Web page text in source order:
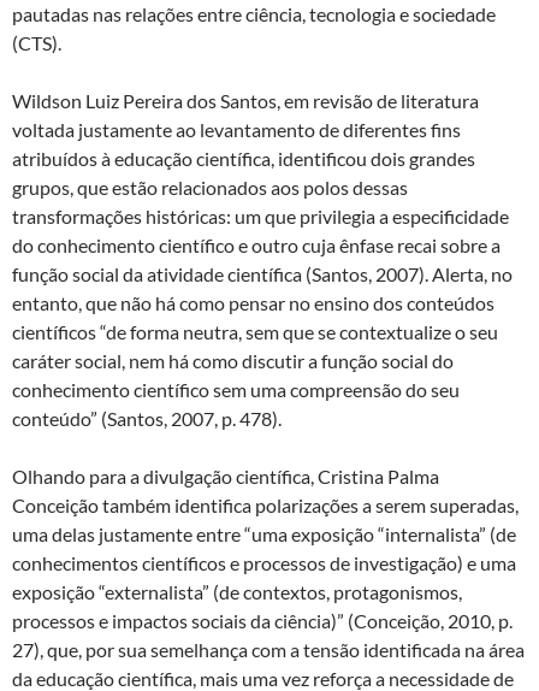
pautadas nas relações entre ciência, tecnologia e sociedade
(CTS).
Wildson Luiz Pereira dos Santos, em revisão de literatura
voltada justamente ao levantamento de diferentes fins
atribuídos à educação científica, identificou dois grandes
grupos, que estão relacionados aos polos dessas
transformações históricas: um que privilegia a especificidade
do conhecimento científico e outro cuja ênfase recai sobre a
função social da atividade científica (Santos, 2007). Alerta, no
entanto, que não há como pensar no ensino dos conteúdos
científicos “de forma neutra, sem que se contextualize o seu
caráter social, nem há como discutir a função social do
conhecimento científico sem uma compreensão do seu
conteúdo” (Santos, 2007, p. 478).
Olhando para a divulgação científica, Cristina Palma
Conceição também identifica polarizações a serem superadas,
uma delas justamente entre “uma exposição “internalista” (de
conhecimentos científicos e processos de investigação) e uma
exposição “externalista” (de contextos, protagonismos,
processos e impactos sociais da ciência)” (Conceição, 2010, p.
27), que, por sua semelhança com a tensão identificada na área
da educação científica, mais uma vez reforça a necessidade de